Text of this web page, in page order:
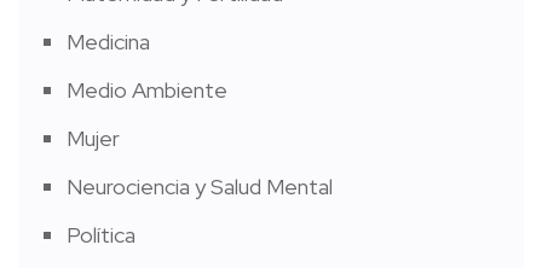
Medicina
Medio Ambiente
Mujer
Neurociencia y Salud Mental
Política